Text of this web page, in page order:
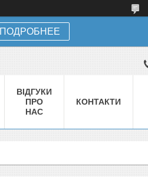
ПОДРОБНЕЕ
ВІДГУКИ
ПРО
НАС
КОНТАКТИ